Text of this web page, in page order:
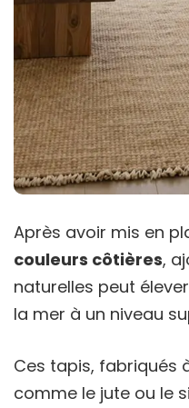
Après avoir mis en
couleurs côtières,
naturelles peut
la mer à un niveau
Ces tapis, fabriqués
comme le jute ou le